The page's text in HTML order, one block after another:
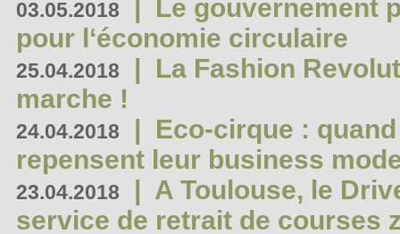
03.05.2018 | Le gouvernement
pour l‘économie circulaire
25.04.2018 | La Fashion
marche !
24.04.2018 | Eco-cirque :
repensent leur business
23.04.2018 | A Toulouse, le
service de retrait de courses